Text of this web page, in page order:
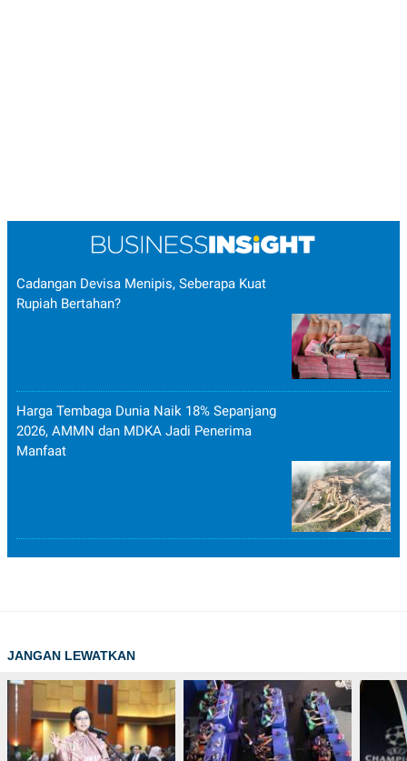
Cadangan Devisa Menipis, Seberapa Kuat
Rupiah Bertahan?
Harga Tembaga Dunia Naik 18% Sepanjang
2026, AMMN dan MDKA Jadi Penerima
Manfaat
JANGAN LEWATKAN